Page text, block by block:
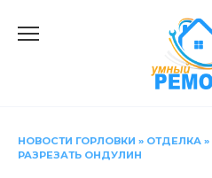
НОВОСТИ ГОРЛОВКИ » ОТДЕЛКА »
РАЗРЕЗАТЬ ОНДУЛИН